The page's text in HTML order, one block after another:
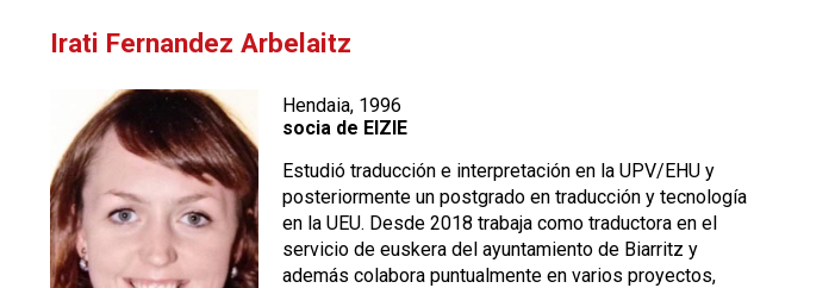
Irati Fernandez Arbelaitz
Hendaia, 1996
socia de EIZIE
Estudió traducción e interpretación en la UPV/EHU y
posteriormente un postgrado en traducción y tecnología
en la UEU. Desde 2018 trabaja como traductora en el
servicio de euskera del ayuntamiento de Biarritz y
además colabora puntualmente en varios proyectos,